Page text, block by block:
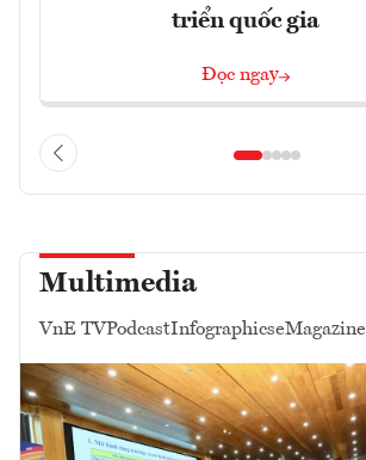
triển quốc gia
Đọc ngay
Multimedia
VnE TVPodcastInfographicseMagazine